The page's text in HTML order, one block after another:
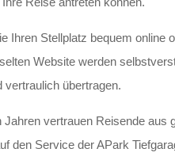
Ihren Stellplatz bequem online
Website werden
vertraulich übertragen.
Jahren vertrauen Reisende
den Service der APark